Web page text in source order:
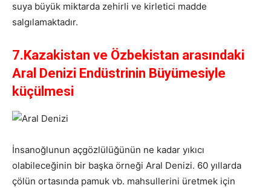
suya büyük miktarda zehirli ve kirletici madde
salgılamaktadır.
7.Kazakistan ve Özbekistan arasındaki
Aral Denizi Endüstrinin Büyümesiyle
küçülmesi
İnsanoğlunun açgözlülüğünün ne kadar yıkıcı
olabileceğinin bir başka örneği Aral Denizi. 60 yıllarda
çölün ortasında pamuk vb. mahsullerini üretmek için